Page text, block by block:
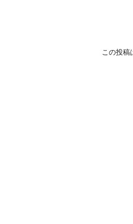
この投稿